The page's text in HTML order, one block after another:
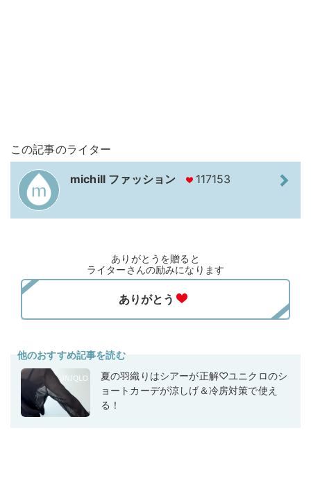
この記事のライター
michill ファッション 117153
ありがとうを贈ると
ライターさんの励みになります
他のおすすめ記事を読む
夏の羽織りはシアーが正解♡ユニクロのシ
ョートカーデが涼しげ＆冷房対策で使え
る！